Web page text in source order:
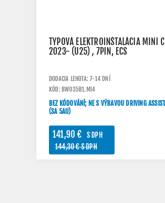
TYPOVÁ ELEKTROINŠTALÁCIA MINI
2023- (U25) , 7PIN, ECS
DODACIA LEHOTA: 7-14 DNÍ
KÓD: BW035B1.MI4
BEZ KÓDOVÁNÍ; NE S VÝBAVOU DRIVING
(SA 5AU)
141,90 €
S DPH
144,30 € S DPH